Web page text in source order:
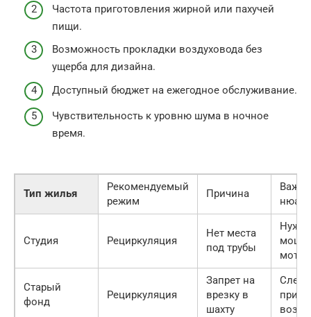
Частота приготовления жирной или пахучей
пищи.
Возможность прокладки воздуховода без
ущерба для дизайна.
Доступный бюджет на ежегодное обслуживание.
Чувствительность к уровню шума в ночное
время.
Тип жилья
Рекомендуемый
режим
Причина
нюанс
Студия Рециркуляция
Нет места
под трубы
Нужен
мотор
Старый
фонд
Рециркуляция
Запрет на
врезку в
шахту